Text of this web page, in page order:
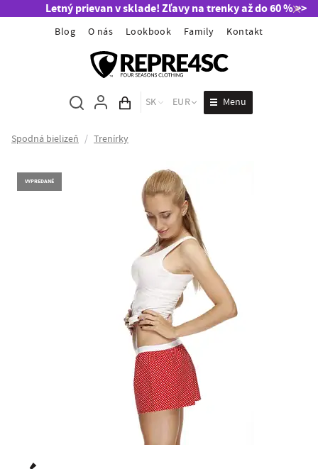
Letný prievan v sklade! Zľavy na trenky až do 60 % >>
Blog O nás Lookbook Family Kontakt
Obsah košíka
SK EUR Menu
Spodná bielizeň / Trenírky
VYPREDANÉ